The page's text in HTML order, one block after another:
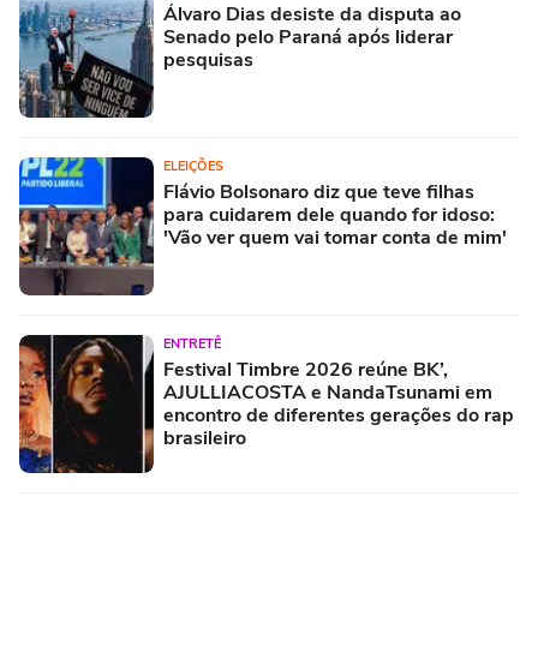
Álvaro Dias desiste da disputa ao
Senado pelo Paraná após liderar
pesquisas
ELEIÇÕES
Flávio Bolsonaro diz que teve filhas
para cuidarem dele quando for idoso:
'Vão ver quem vai tomar conta de mim'
ENTRETÊ
Festival Timbre 2026 reúne BK’,
AJULLIACOSTA e NandaTsunami em
encontro de diferentes gerações do rap
brasileiro